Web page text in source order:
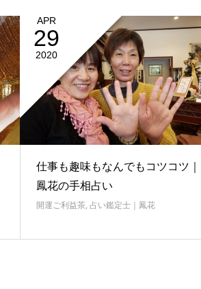
APR
29
2020
仕事も趣味もなんでもコツコツ｜
鳳花の手相占い
開運ご利益茶, 占い鑑定士｜鳳花